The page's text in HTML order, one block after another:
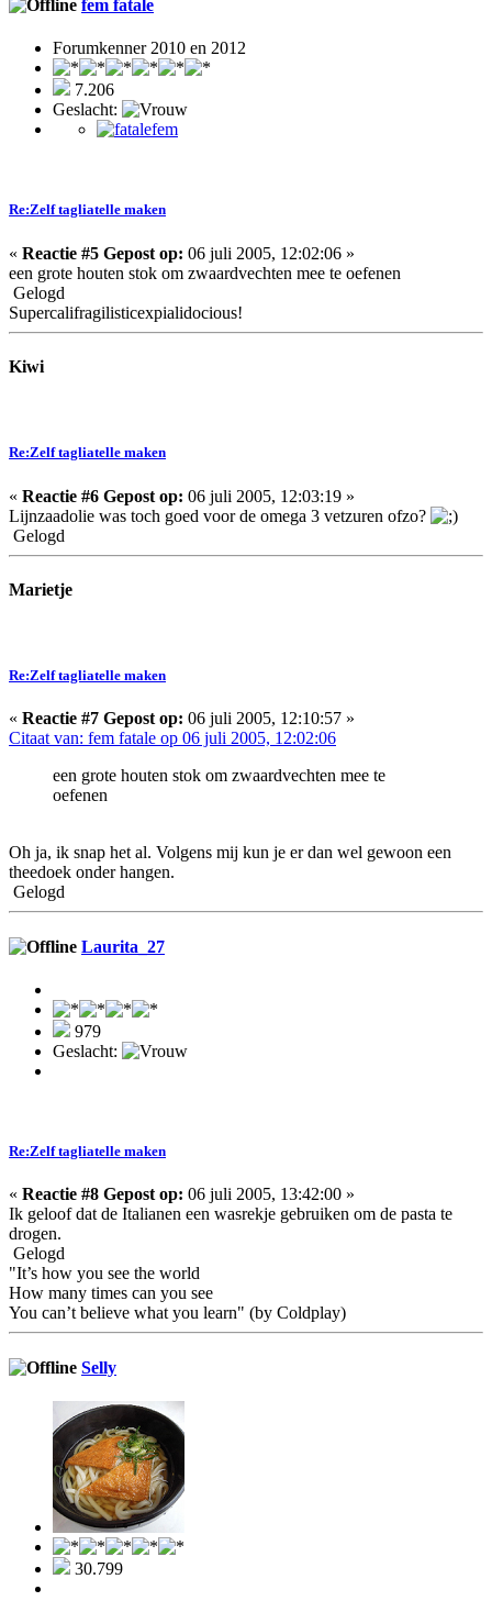
fem fatale
Forumkenner 2010 en 2012
7.206
Geslacht:
Re:Zelf tagliatelle maken
« Reactie #5 Gepost op: 06 juli 2005, 12:02:06 »
een grote houten stok om zwaardvechten mee te oefenen
Gelogd
Supercalifragilisticexpialidocious!
Kiwi
Re:Zelf tagliatelle maken
« Reactie #6 Gepost op: 06 juli 2005, 12:03:19 »
Lijnzaadolie was toch goed voor de omega 3 vetzuren ofzo?
Gelogd
Marietje
Re:Zelf tagliatelle maken
« Reactie #7 Gepost op: 06 juli 2005, 12:10:57 »
Citaat van: fem fatale op 06 juli 2005, 12:02:06
een grote houten stok om zwaardvechten mee te
oefenen
Oh ja, ik snap het al. Volgens mij kun je er dan wel gewoon een
theedoek onder hangen.
Gelogd
Laurita_27
979
Geslacht:
Re:Zelf tagliatelle maken
« Reactie #8 Gepost op: 06 juli 2005, 13:42:00 »
Ik geloof dat de Italianen een wasrekje gebruiken om de pasta te
drogen.
Gelogd
"It’s how you see the world
How many times can you see
You can’t believe what you learn" (by Coldplay)
Selly
30.799